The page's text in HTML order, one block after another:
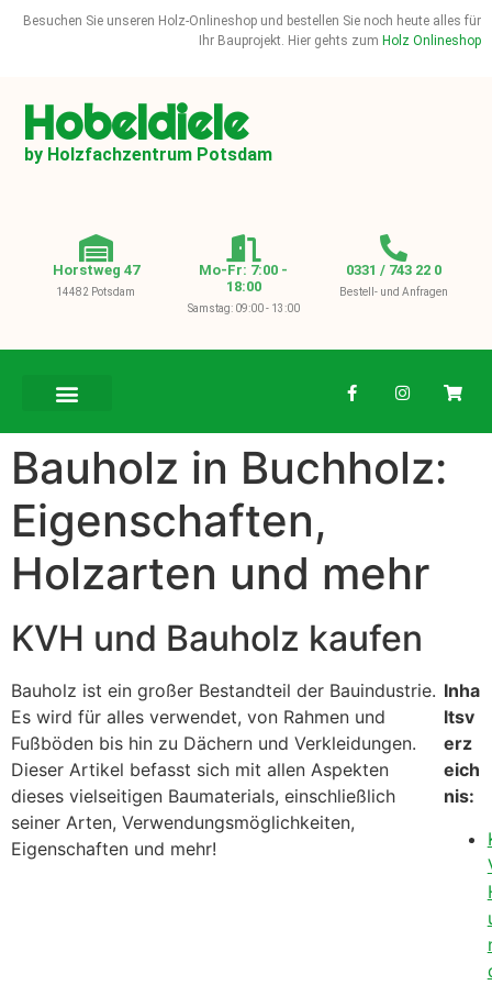
Besuchen Sie unseren Holz-Onlineshop und bestellen Sie noch heute alles für
Ihr Bauprojekt. Hier gehts zum Holz Onlineshop
Hobeldiele
by Holzfachzentrum Potsdam
Horstweg 47
14482 Potsdam
Mo-Fr: 7:00 -
18:00
Samstag: 09:00 - 13:00
0331 / 743 22 0
Bestell- und Anfragen
Bauholz in Buchholz:
Eigenschaften,
Holzarten und mehr
KVH und Bauholz kaufen
Bauholz ist ein großer Bestandteil der Bauindustrie.
Es wird für alles verwendet, von Rahmen und
Fußböden bis hin zu Dächern und Verkleidungen.
Dieser Artikel befasst sich mit allen Aspekten
dieses vielseitigen Baumaterials, einschließlich
seiner Arten, Verwendungsmöglichkeiten,
Eigenschaften und mehr!
Inha
ltsv
erz
eich
nis: